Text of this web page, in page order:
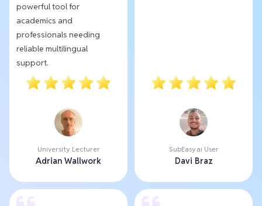
powerful tool for
academics and
professionals needing
reliable multilingual
support.
University Lecturer
Adrian Wallwork
SubEasy.ai User
Davi Braz